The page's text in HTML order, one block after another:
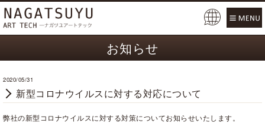
お知らせ
2020/05/31
新型コロナウイルスに対する対応について
弊社の新型コロナウイルスに対する対策についてお知らせいたします。